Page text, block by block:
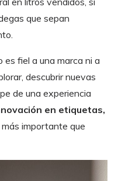
que sepan
es fiel a una marca ni a
descubrir nuevas
de una experiencia
en etiquetas,
importante que